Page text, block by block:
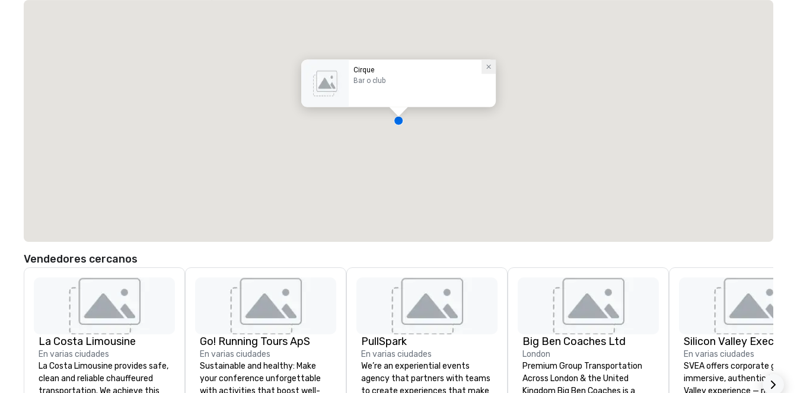
Cirque
Bar o club
Vendedores cercanos
La Costa Limousine
En varias ciudades
La Costa Limousine provides safe,
clean and reliable chauffeured
transportation. We achieve this
Go! Running Tours ApS
En varias ciudades
Sustainable and healthy: Make
your conference unforgettable
with activities that boost well-
PullSpark
En varias ciudades
We’re an experiential events
agency that partners with teams
to create experiences that make
Big Ben Coaches Ltd
London
Premium Group Transportation
Across London & the United
Kingdom Big Ben Coaches is a
En varias ciudades
SVEA offers corporate
immersive, authentic Silicon
Valley experience — not a